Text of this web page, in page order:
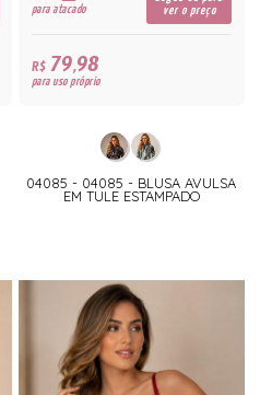
para atacado
ver o preço
R$79,98
para uso próprio
04085 - 04085 - BLUSA AVULSA
EM TULE ESTAMPADO